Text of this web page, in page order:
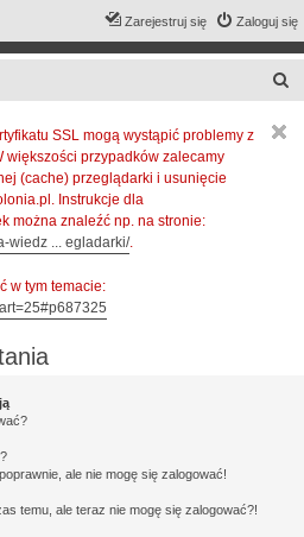
Zaloguj się
Zarejestruj się
SSL mogą wystąpić problemy z
większości przypadków zalecamy
(cache) przeglądarki i usunięcie
Instrukcje dla
można znaleźć np. na stronie:
wiedz ... egladarki/.
w tym temacie:
ale nie mogę się zalogować!
temu, ale teraz nie mogę się zalogować?!